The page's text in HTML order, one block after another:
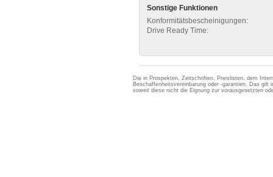
Sonstige Funktionen
Konformitätsbescheinigungen:
Drive Ready Time:
Die in Prospekten, Zeitschriften, Preislisten, dem
Beschaffenheitsvereinbarung oder -garantien. Das
soweit diese nicht die Eignung zur vorausgesetzten